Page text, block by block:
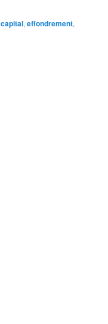
capital,effondrement,